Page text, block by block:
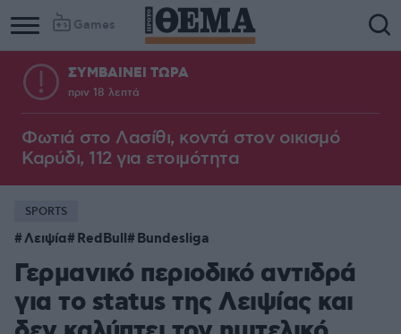
Games
ΣΥΜΒΑΙΝΕΙ ΤΩΡΑ
πριν 18 λεπτά
Φωτιά στο Λασίθι, κοντά στον οικισμό
Καρύδι, 112 για ετοιμότητα
SPORTS
Λειψία RedBull Bundesliga
Γερμανικό περιοδικό αντιδρά
για το status της Λειψίας και